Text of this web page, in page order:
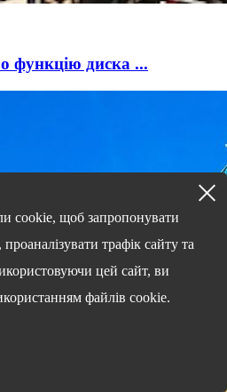
функцію диска ...
cookie, щоб запропонувати
трафік сайту та
цей сайт, ви
файлів cookie.